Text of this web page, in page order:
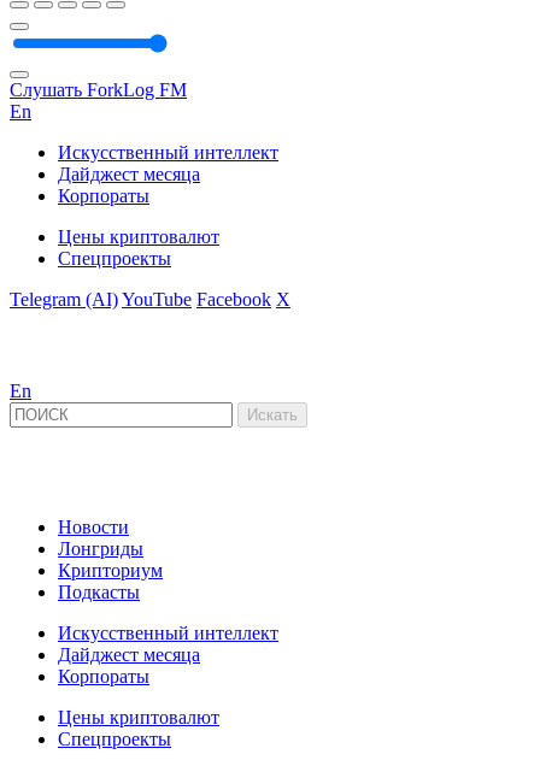
Слушать ForkLog FM
En
Искусственный интеллект
Дайджест месяца
Корпораты
Цены криптовалют
Спецпроекты
Telegram (AI)YouTube Facebook X
En
Новости
Лонгриды
Крипториум
Подкасты
Искусственный интеллект
Дайджест месяца
Корпораты
Цены криптовалют
Спецпроекты